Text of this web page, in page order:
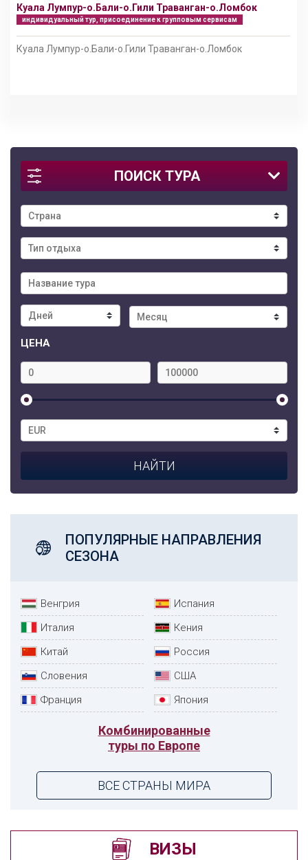
ПОИСК ТУРА
ЦЕНА
ПОПУЛЯРНЫЕ НАПРАВЛЕНИЯ
СЕЗОНА
Венгрия
Испания
Италия
Кения
Китай
Россия
Словения
США
Франция
Япония
Комбинированные
туры по Европе
ВСЕ СТРАНЫ МИРА
ВИЗЫ
Куала Лумпур-о.Бали-о.Гили Траванган-о.Ломбок
индивидуальный тур, присоединение к групповым сервисам
Куала Лумпур-о.Бали-о.Гили Траванган-о.Ломбок